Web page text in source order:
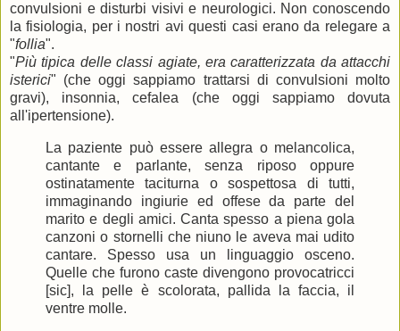
convulsioni e disturbi visivi e neurologici. Non conoscendo
la fisiologia, per i nostri avi questi casi erano da relegare a
"follia".
"Più tipica delle classi agiate, era caratterizzata da attacchi
isterici" (che oggi sappiamo trattarsi di convulsioni molto
gravi), insonnia, cefalea (che oggi sappiamo dovuta
all'ipertensione).
La paziente può essere allegra o melancolica,
cantante e parlante, senza riposo oppure
ostinatamente taciturna o sospettosa di tutti,
immaginando ingiurie ed offese da parte del
marito e degli amici. Canta spesso a piena gola
canzoni o stornelli che niuno le aveva mai udito
cantare. Spesso usa un linguaggio osceno.
Quelle che furono caste divengono provocatricci
[sic], la pelle è scolorata, pallida la faccia, il
ventre molle.